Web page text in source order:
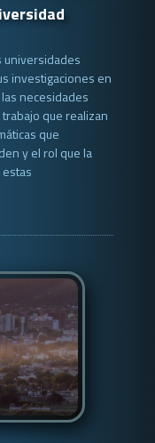
universidades
investigaciones en
necesidades
que realizan
que
y el rol que la